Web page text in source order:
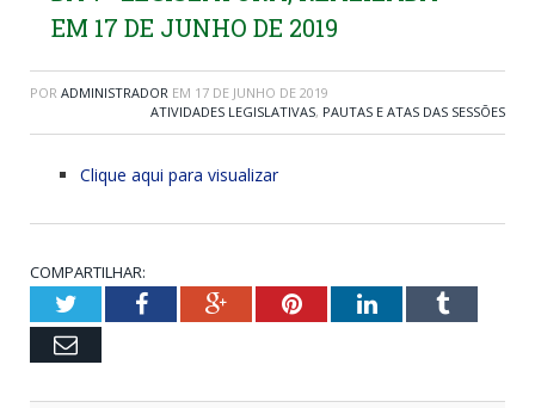
EM 17 DE JUNHO DE 2019
POR ADMINISTRADOR EM 17 DE JUNHO DE 2019
ATIVIDADES LEGISLATIVAS, PAUTAS E ATAS DAS SESSÕES
Clique aqui para visualizar
COMPARTILHAR:
TwitterFacebookGoogle+PinterestLinkedInTumblr
Email